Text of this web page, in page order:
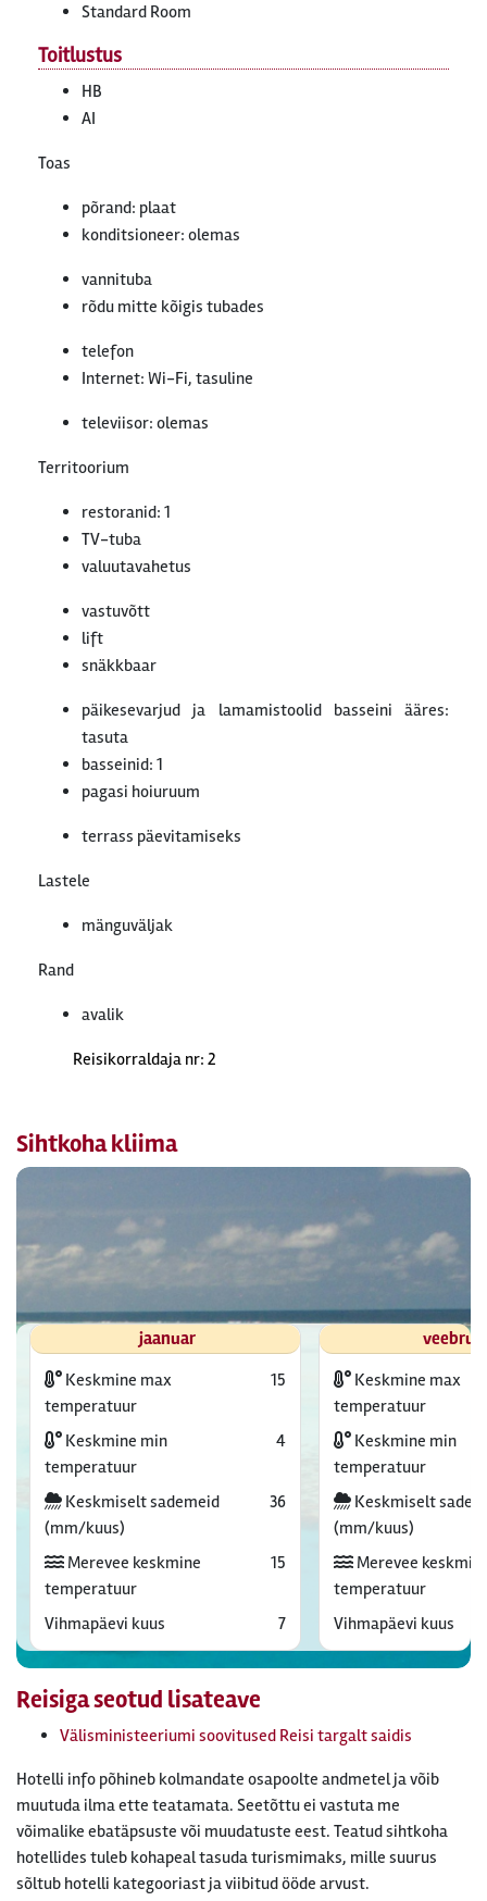
Standard Room
Toitlustus
HB
AI
Toas
põrand: plaat
konditsioneer: olemas
vannituba
rõdu mitte kõigis tubades
telefon
Internet: Wi-Fi, tasuline
televiisor: olemas
Territoorium
restoranid: 1
TV-tuba
valuutavahetus
vastuvõtt
lift
snäkkbaar
päikesevarjud ja lamamistoolid basseini ääres:
tasuta
basseinid: 1
pagasi hoiuruum
terrass päevitamiseks
Lastele
mänguväljak
Rand
avalik
Reisikorraldaja nr: 2
Sihtkoha kliima
jaanuar
Keskmine max
temperatuur
15
Keskmine min
temperatuur
4
Keskmiselt sademeid
(mm/kuus)
36
Merevee keskmine
temperatuur
15
Vihmapäevi kuus 7
Keskmine max
temperatuur
Keskmine min
temperatuur
Keskmiselt
(mm/kuus)
Merevee
temperatuur
Vihmapäevi kuus
Reisiga seotud lisateave
Välisministeeriumi soovitused Reisi targalt saidis
Hotelli info põhineb kolmandate osapoolte andmetel ja võib
muutuda ilma ette teatamata. Seetõttu ei vastuta me
võimalike ebatäpsuste või muudatuste eest. Teatud sihtkoha
hotellides tuleb kohapeal tasuda turismimaks, mille suurus
sõltub hotelli kategooriast ja viibitud ööde arvust.